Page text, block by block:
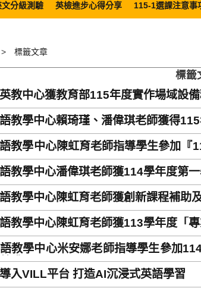
分級測驗 英檢進步心得分享 115-1選課注意事
標籤文章
標籤
英教中心獲教育部115年度實作場域設
語教學中心賴琦瑾、潘偉琪老師獲得
語教學中心陳虹育老師指導學生參加『
語教學中心潘偉琪老師獲114學年度第
語教學中心陳虹育老師獲創新課程補助
語教學中心陳虹育老師獲113學年度「
語教學中心米安娜老師指導學生參加
獲冠軍！
入VILL平台 打造AI沉浸式英語學習